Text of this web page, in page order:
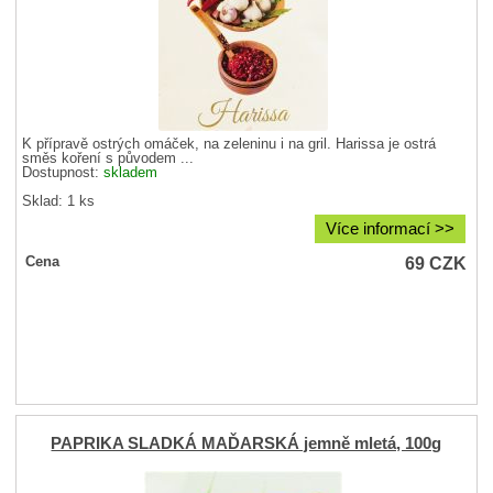
K přípravě ostrých omáček, na zeleninu i na gril. Harissa je ostrá
směs koření s původem ...
Dostupnost:skladem
Sklad: 1 ks
Více informací >>
Cena 69CZK
PAPRIKA SLADKÁ MAĎARSKÁ jemně mletá, 100g